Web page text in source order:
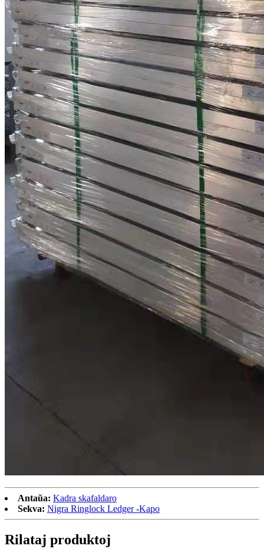
Antaŭa: Kadra skafaldaro
Sekva: Nigra Ringlock Ledger -Kapo
Rilataj produktoj